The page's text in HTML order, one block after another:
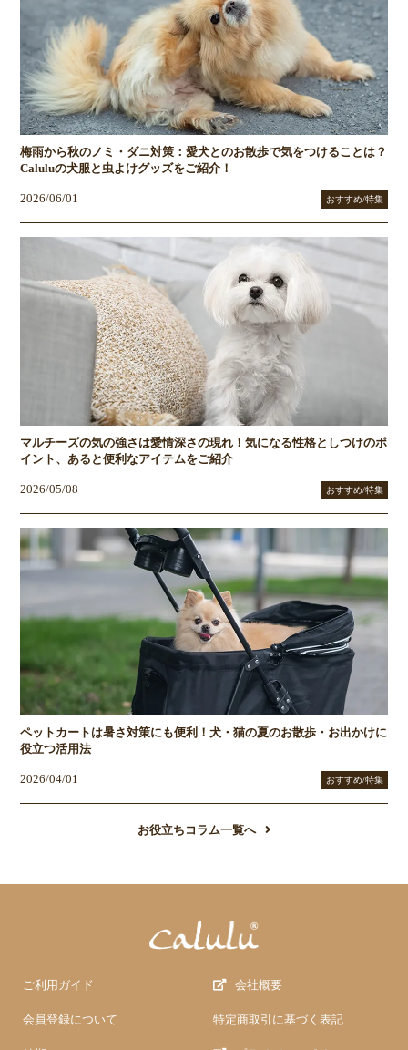
梅雨から秋のノミ・ダニ対策：愛犬とのお散歩で気をつけることは？
Caluluの犬服と虫よけグッズをご紹介！
2026/06/01 おすすめ/特集
マルチーズの気の強さは愛情深さの現れ！気になる性格としつけのポ
イント、あると便利なアイテムをご紹介
2026/05/08 おすすめ/特集
ペットカートは暑さ対策にも便利！犬・猫の夏のお散歩・お出かけに
役立つ活用法
2026/04/01 おすすめ/特集
お役立ちコラム一覧へ
ご利用ガイド
会員登録について
会社概要
特定商取引に基づく表記